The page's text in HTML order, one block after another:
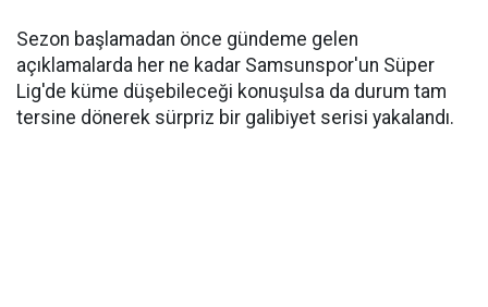
Sezon başlamadan önce gündeme gelen
açıklamalarda her ne kadar Samsunspor'un Süper
Lig'de küme düşebileceği konuşulsa da durum tam
tersine dönerek sürpriz bir galibiyet serisi yakalandı.